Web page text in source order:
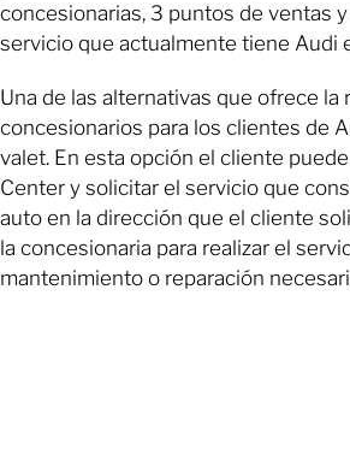
concesionarias, 3 puntos de ventas
servicio que actualmente tiene Audi
Una de las alternativas que ofrece la
concesionarios para los clientes de
valet. En esta opción el cliente
Center y solicitar el servicio que
auto en la dirección que el cliente
la concesionaria para realizar el
mantenimiento o reparación